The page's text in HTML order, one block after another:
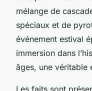
mélange de
spéciaux et de
événement estival
immersion dans
âges, une véritable